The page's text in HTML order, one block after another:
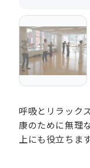
呼吸とリラック
康のために無理
上にも役立ちます